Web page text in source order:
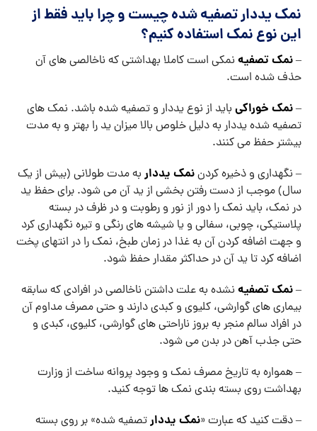
نمک یددار تصفیه شده چیست و چرا باید فقط از
این نوع نمک استفاده کنیم؟
–نمک تصفیه نمکی است کاملا بهداشتی که ناخالصی های آن
حذف شده است.
–نمک خوراکی باید از نوع یددار و تصفیه شده باشد. نمک های
تصفیه شده یددار به دلیل خلوص بالا میزان ید را بهتر و به مدت
بیشتر حفظ می کنند.
– نگهداری و ذخیره کردننمک یددار به مدت طولانی (بیش از یک
سال) موجب از دست رفتن بخشی از ید آن می شود. برای حفظ ید
در نمک، باید نمک را دور از نور و رطوبت و در ظرف در بسته
پلاستیکی، چوبی، سفالی و یا شیشه های رنگی و تیره نگهداری کرد
و جهت اضافه کردن آن به غذا در زمان طبخ، نمک را در انتهای پخت
اضافه کرد تا ید آن در حداکثر مقدار حفظ شود.
–نمک تصفیه نشده به علت داشتن ناخالصی در افرادی که سابقه
بیماری های گوارشی، کلیوی و کبدی دارند و حتی مصرف مداوم آن
در افراد سالم منجر به بروز ناراحتی های گوارشی، کلیوی، کبدی و
حتی جذب آهن در بدن می شود.
– همواره به تاریخ مصرف نمک و وجود پروانه ساخت از وزارت
بهداشت روی بسته بندی نمک ها توجه کنید.
– دقت کنید که عبارت «نمک یددارتصفیه شده» بر روی بسته